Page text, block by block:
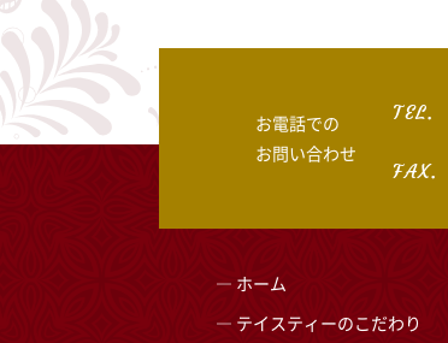
お電話での
お問い合わせ
TEL.
FAX.
ホーム
テイスティーのこだわり